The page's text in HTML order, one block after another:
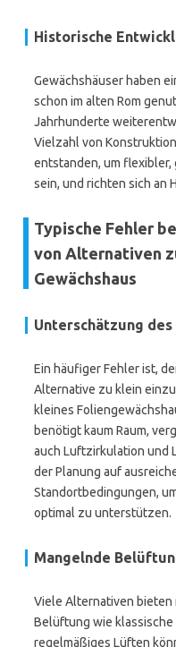
Historische
Gewächshäuser haben
schon im alten Rom
Jahrhunderte
Vielzahl von
entstanden, um
sein, und richten sich an
Typische Fehler
von Alternativen
Gewächshaus
Unterschätzung
Ein häufiger Fehler ist,
Alternative zu klein
kleines
benötigt kaum Raum,
auch Luftzirkulation und
der Planung auf
Standortbedingungen,
optimal zu unterstützen.
Mangelnde
Viele Alternativen
Belüftung wie klassische
regelmäßiges Lüften